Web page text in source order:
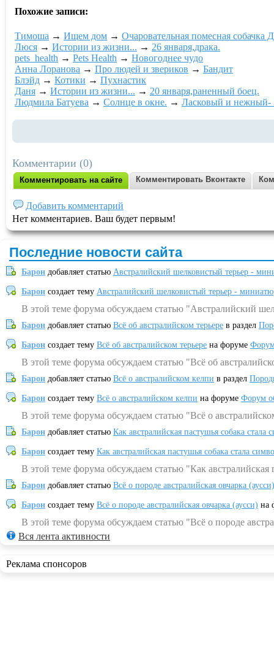
Похожие записи:
Тимоша → Ищем дом → Очаровательная помесная собачка
Люся → Истории из жизни... → 26 января,драка.
pets_health → Pets Health → Новогоднее чудо
Анна Лоранова → Про людей и звериков → Бандит
Блэйд → Котики → Пухнастик
Даня → Истории из жизни... → 20 января,раненный боец.
Людмила Батуева → Солнце в окне. → Ласковый и
Комментарии (0)
Комментировать на сайте Комментировать Вконтакте
Добавить комментарий
Нет комментариев. Ваш будет первым!
Последние новости сайта
Барон добавляет статью Австралийский шелковистый терьер -
Барон создает тему Австралийский шелковистый терьер -
В этой теме форума обсуждаем статью "Австралийский
Барон добавляет статью Всё об австралийском терьере в раздел
Барон создает тему Всё об австралийском терьере на форуме
В этой теме форума обсуждаем статью "Всё об
Барон добавляет статью Всё о австралийском келпи в раздел
Барон создает тему Всё о австралийском келпи на форуме Форум
В этой теме форума обсуждаем статью "Всё о
Барон добавляет статью Как австралийская пастушья собака
Барон создает тему Как австралийская пастушья собака стала
В этой теме форума обсуждаем статью "Как
Барон добавляет статью Всё о породе австралийская овчарка (аусси)
Барон создает тему Всё о породе австралийская овчарка (аусси) на
В этой теме форума обсуждаем статью "Всё о породе
Вся лента активности
Реклама спонсоров